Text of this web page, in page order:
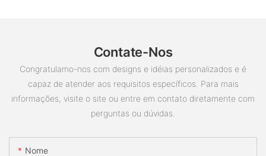
Contate-Nos
Congratulamo-nos com designs e idéias personalizados e é
capaz de atender aos requisitos específicos. Para mais
informações, visite o site ou entre em contato diretamente com
perguntas ou dúvidas.
Nome